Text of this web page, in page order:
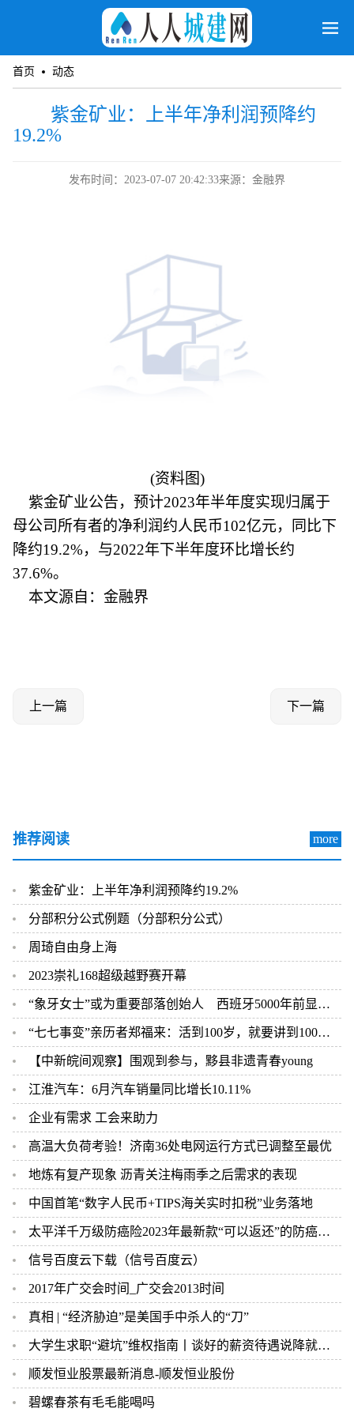
首页 动态
紫金矿业：上半年净利润预降约
19.2%
发布时间：2023-07-07 20:42:33来源：金融界
(资料图)
紫金矿业公告，预计2023年半年度实现归属于
母公司所有者的净利润约人民币102亿元，同比下
降约19.2%，与2022年下半年度环比增长约
37.6%。
本文源自：金融界
上一篇 下一篇
推荐阅读 more
紫金矿业：上半年净利润预降约19.2%
分部积分公式例题（分部积分公式）
周琦自由身上海
2023崇礼168超级越野赛开幕
“象牙女士”或为重要部落创始人 西班牙5000年前显赫墓葬墓主其实为女性
“七七事变”亲历者郑福来：活到100岁，就要讲到100岁！
【中新皖间观察】围观到参与，黟县非遗青春young
江淮汽车：6月汽车销量同比增长10.11%
企业有需求 工会来助力
高温大负荷考验！济南36处电网运行方式已调整至最优
地炼有复产现象 沥青关注梅雨季之后需求的表现
中国首笔“数字人民币+TIPS海关实时扣税”业务落地
太平洋千万级防癌险2023年最新款“可以返还”的防癌险多少钱一年？
信号百度云下载（信号百度云）
2017年广交会时间_广交会2013时间
真相 | “经济胁迫”是美国手中杀人的“刀”
大学生求职“避坑”维权指南丨谈好的薪资待遇说降就降！劳动者应如何维权？
顺发恒业股票最新消息-顺发恒业股份
碧螺春茶有毛毛能喝吗